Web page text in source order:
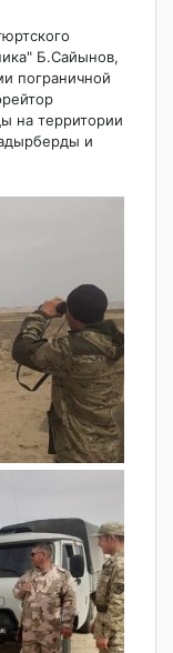
Б.Сайынов,
пограничной
на территории
и